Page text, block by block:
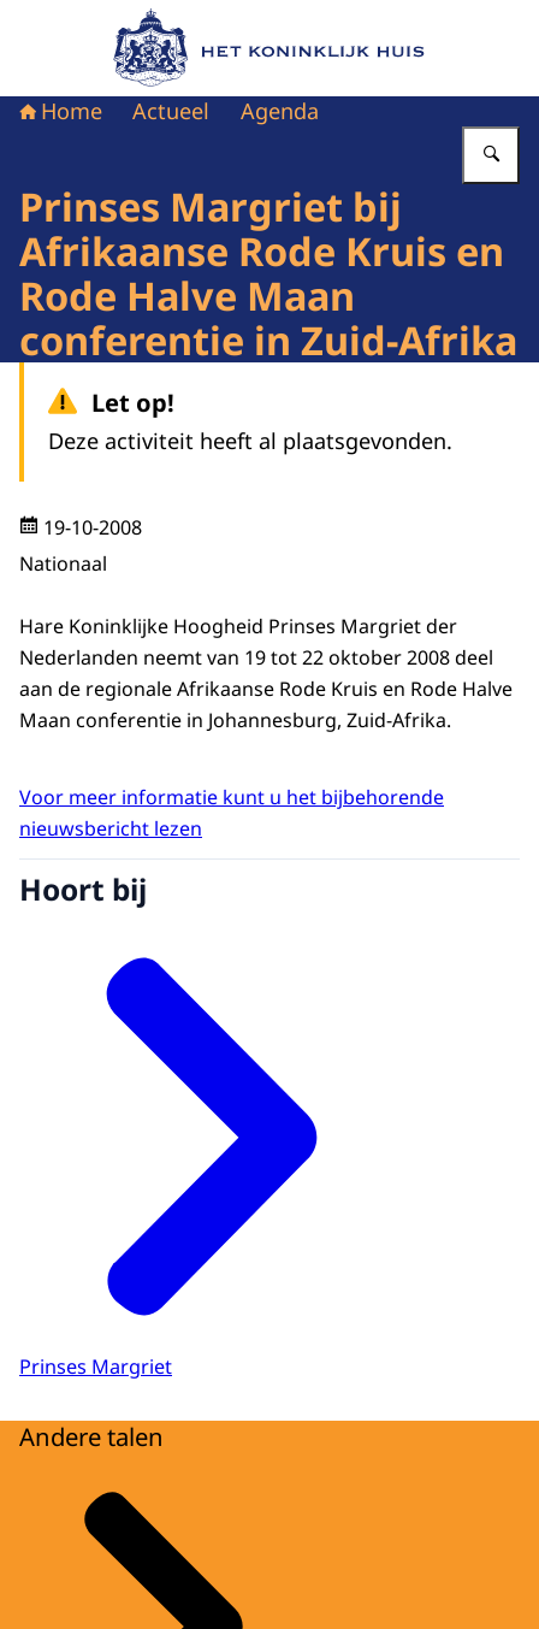
Naar de homepage van Het Koninklijk Huis
Home Actueel Agenda
Prinses Margriet bij
Afrikaanse Rode Kruis en
Rode Halve Maan
conferentie in Zuid-Afrika
Let op!
Deze activiteit heeft al plaatsgevonden.
19-10-2008
Nationaal
Hare Koninklijke Hoogheid Prinses Margriet der
Nederlanden neemt van 19 tot 22 oktober 2008 deel
aan de regionale Afrikaanse Rode Kruis en Rode Halve
Maan conferentie in Johannesburg, Zuid-Afrika.
Voor meer informatie kunt u het bijbehorende
nieuwsbericht lezen
Hoort bij
Prinses Margriet
Andere talen